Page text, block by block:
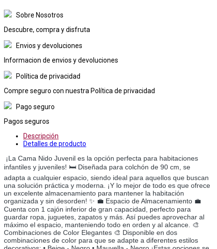
Sobre Nosotros
Descubre, compra y disfruta
Envios y devoluciones
Informacion de envios y devoluciones
Política de privacidad
Compre seguro con nuestra Política de privacidad
Pago seguro
Pagos seguros
Descripción
Detalles de producto
¡La Cama Nido Juvenil es la opción perfecta para habitaciones
infantiles y juveniles! 🛏️ Diseñada para colchón de 90 cm, se
adapta a cualquier espacio, siendo ideal para aquellos que buscan
una solución práctica y moderna. ¡Y lo mejor de todo es que ofrece
un excelente almacenamiento para mantener la habitación
organizada y sin desorden! ✨ 💼 Espacio de Almacenamiento 💼
Cuenta con 1 cajón inferior de gran capacidad, perfecto para
guardar ropa, juguetes, zapatos y más. Así puedes aprovechar al
máximo el espacio, manteniendo todo en orden y al alcance. 🎨
Combinaciones de Color Elegantes 🎨 Disponible en dos
combinaciones de color para que se adapte a diferentes estilos